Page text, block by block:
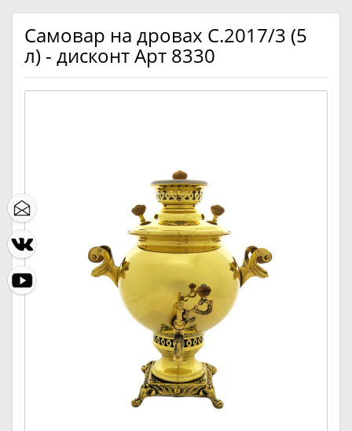
Самовар на дровах C.2017/3 (5
л) - дисконт Арт 8330